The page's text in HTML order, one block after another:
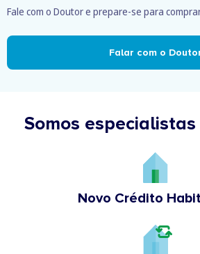
Fale com o Doutor e prepare-se para
Falar com o
Somos
Novo Crédito